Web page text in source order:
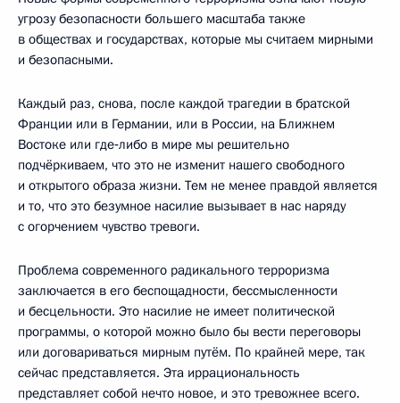
угрозу безопасности большего масштаба также
в обществах и государствах, которые мы считаем мирными
и безопасными.
Каждый раз, снова, после каждой трагедии в братской
Франции или в Германии, или в России, на Ближнем
Востоке или где‑либо в мире мы решительно
подчёркиваем, что это не изменит нашего свободного
и открытого образа жизни. Тем не менее правдой является
и то, что это безумное насилие вызывает в нас наряду
с огорчением чувство тревоги.
Проблема современного радикального терроризма
заключается в его беспощадности, бессмысленности
и бесцельности. Это насилие не имеет политической
программы, о которой можно было бы вести переговоры
или договариваться мирным путём. По крайней мере, так
сейчас представляется. Эта иррациональность
представляет собой нечто новое, и это тревожнее всего.